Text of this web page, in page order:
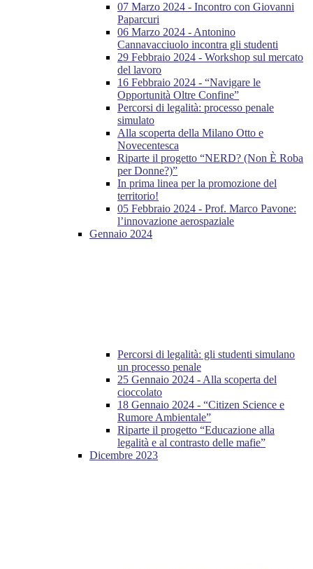
07 Marzo 2024 - Incontro con Giovanni
Paparcuri
06 Marzo 2024 - Antonino
Cannavacciuolo incontra gli studenti
29 Febbraio 2024 - Workshop sul mercato
del lavoro
16 Febbraio 2024 - “Navigare le
Opportunità Oltre Confine”
Percorsi di legalità: processo penale
simulato
Alla scoperta della Milano Otto e
Novecentesca
Riparte il progetto “NERD? (Non È Roba
per Donne?)”
In prima linea per la promozione del
territorio!
05 Febbraio 2024 - Prof. Marco Pavone:
l’innovazione aerospaziale
Gennaio 2024
Percorsi di legalità: gli studenti simulano
un processo penale
25 Gennaio 2024 - Alla scoperta del
cioccolato
18 Gennaio 2024 - “Citizen Science e
Rumore Ambientale”
Riparte il progetto “Educazione alla
legalità e al contrasto delle mafie”
Dicembre 2023